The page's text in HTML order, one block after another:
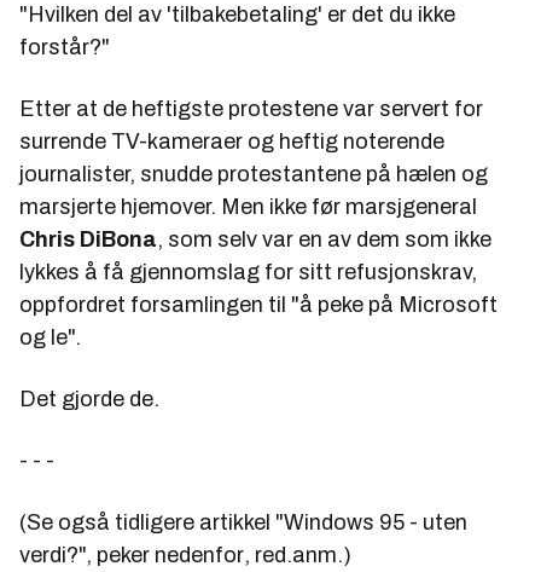
"Hvilken del av 'tilbakebetaling' er det du ikke
forstår?"
Etter at de heftigste protestene var servert for
surrende TV-kameraer og heftig noterende
journalister, snudde protestantene på hælen og
marsjerte hjemover. Men ikke før marsjgeneral
Chris DiBona, som selv var en av dem som ikke
lykkes å få gjennomslag for sitt refusjonskrav,
oppfordret forsamlingen til "å peke på Microsoft
og le".
Det gjorde de.
- - -
(Se også tidligere artikkel "Windows 95 - uten
verdi?", peker nedenfor, red.anm.)